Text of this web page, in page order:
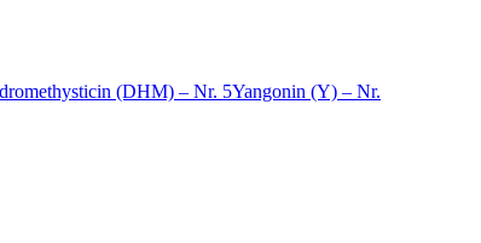
(DHM) – Nr. 5Yangonin (Y) – Nr.